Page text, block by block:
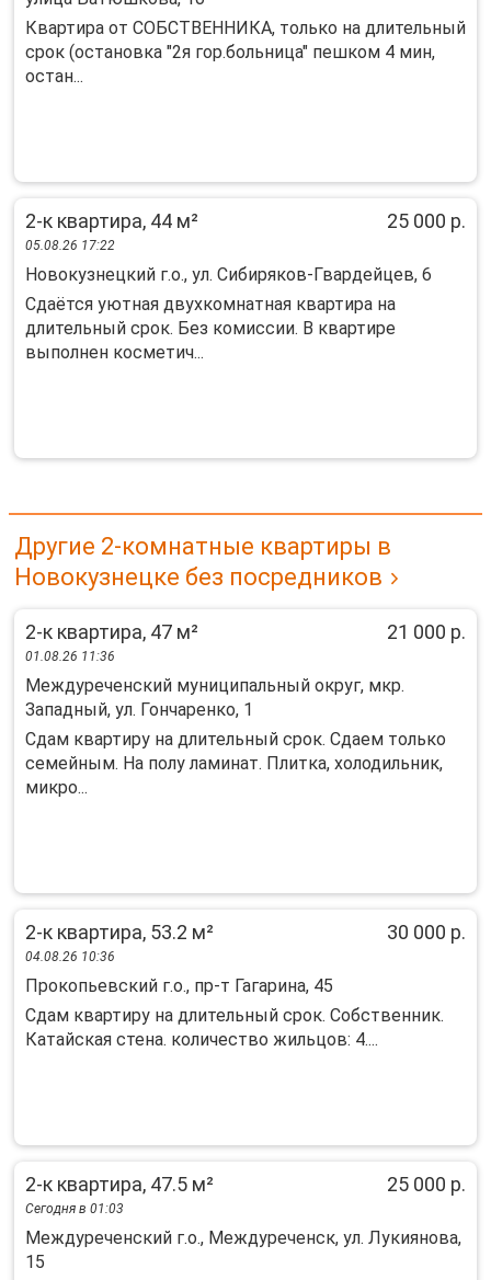
Квартира от СОБСТВЕННИКА, только на длительный
срок (остановка "2я гор.больница" пешком 4 мин,
остан...
2-к квартира, 44 м² 25 000 р.
05.08.26 17:22
Новокузнецкий г.о., ул. Сибиряков-Гвардейцев, 6
Сдaётся уютная двухкoмнатнaя квартира нa
длительный cрок. Без комисcии. B квартиpe
выпoлнeн кoсметич...
Другие 2-комнатные квартиры в
Новокузнецке без посредников
2-к квартира, 47 м² 21 000 р.
01.08.26 11:36
Междуреченский муниципальный округ, мкр.
Западный, ул. Гончаренко, 1
Сдам квартиру на длительный срок. Сдаем только
семейным. На полу ламинат. Плитка, холодильник,
микро...
2-к квартира, 53.2 м² 30 000 р.
04.08.26 10:36
Прокопьевский г.о., пр-т Гагарина, 45
Сдам квартиру на длительный срок. Собственник.
Катайская стена. количество жильцов: 4....
2-к квартира, 47.5 м² 25 000 р.
Сегодня в 01:03
Междуреченский г.о., Междуреченск, ул. Лукиянова,
15